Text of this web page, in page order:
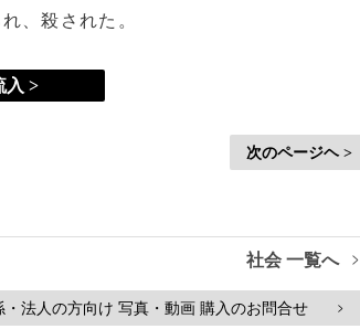
、殺された。
入 >
次のページヘ >
社会 一覧へ >
・法人の方向け 写真・動画 購入のお問合せ >